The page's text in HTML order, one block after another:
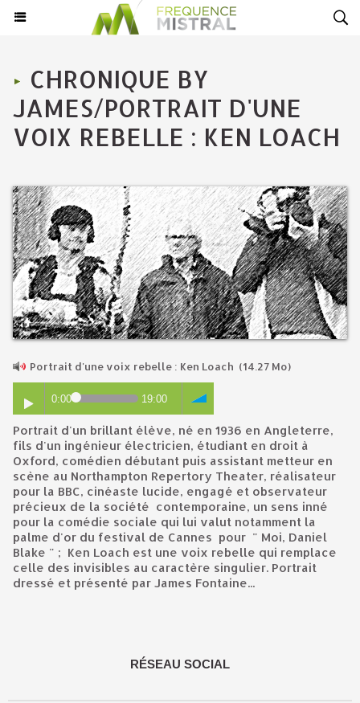
CHRONIQUE BY
JAMES/PORTRAIT D'UNE
VOIX REBELLE : KEN LOACH
Portrait d'une voix rebelle : Ken Loach (14.27 Mo)
0:00 19:00
Portrait d'un brillant élève, né en 1936 en Angleterre,
fils d'un ingénieur électricien, étudiant en droit à
Oxford, comédien débutant puis assistant metteur en
scène au Northampton Repertory Theater, réalisateur
pour la BBC, cinéaste lucide, engagé et observateur
précieux de la société contemporaine, un sens inné
pour la comédie sociale qui lui valut notamment la
palme d'or du festival de Cannes pour " Moi, Daniel
Blake " ; Ken Loach est une voix rebelle qui remplace
celle des invisibles au caractère singulier. Portrait
dressé et présenté par James Fontaine...
RÉSEAU SOCIAL